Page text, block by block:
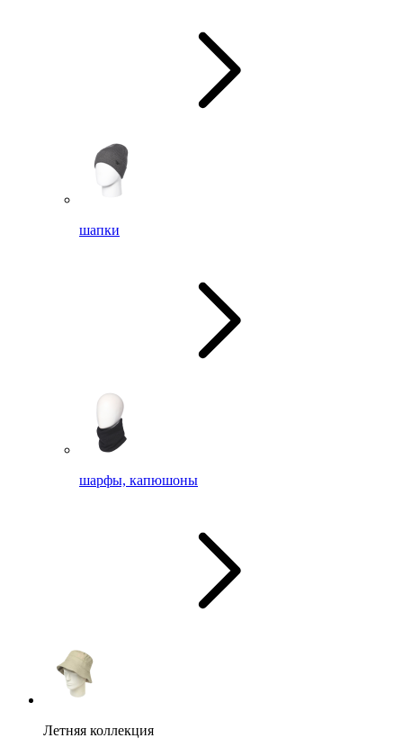
шапки
шарфы, капюшоны
Летняя коллекция